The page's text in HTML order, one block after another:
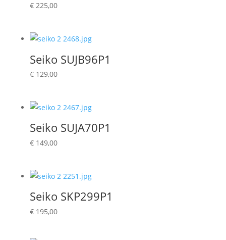
€225,00
Seiko SUJB96P1
€129,00
Seiko SUJA70P1
€149,00
Seiko SKP299P1
€195,00